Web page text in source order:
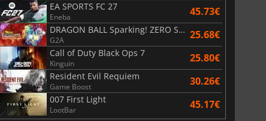
EA SPORTS FC 27
Eneba 45.73€
DRAGON BALL Sparking! ZERO Super Limit Breaking NEO
G2A 25.68€
Call of Duty Black Ops 7
Kinguin 25.80€
Resident Evil Requiem
Game Boost 30.26€
007 First Light
LootBar 45.17€